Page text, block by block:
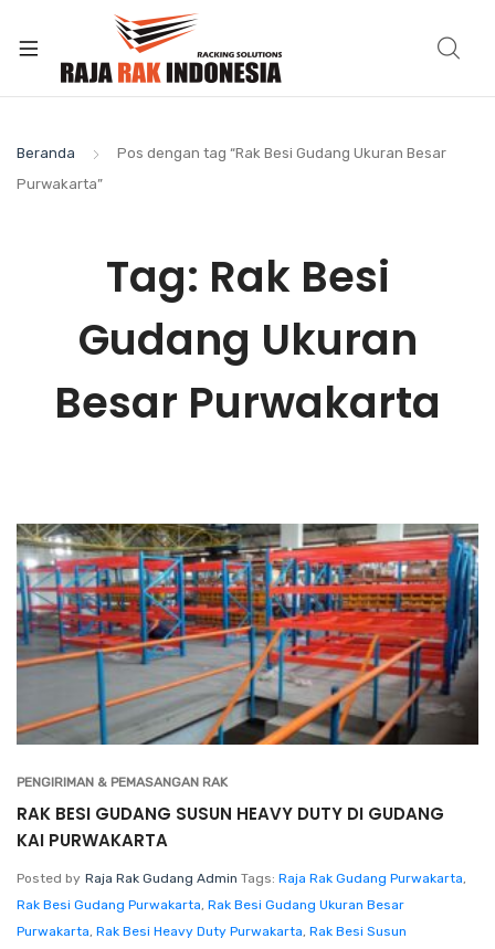
Beranda
Pos dengan tag “Rak Besi Gudang Ukuran Besar
Purwakarta”
Tag: Rak Besi
Gudang Ukuran
Besar Purwakarta
PENGIRIMAN & PEMASANGAN RAK
RAK BESI GUDANG SUSUN HEAVY DUTY DI GUDANG
KAI PURWAKARTA
Posted by Raja Rak Gudang Admin Tags: Raja Rak Gudang Purwakarta,
Rak Besi Gudang Purwakarta, Rak Besi Gudang Ukuran Besar
Purwakarta, Rak Besi Heavy Duty Purwakarta, Rak Besi Susun